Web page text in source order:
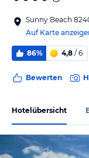
Sunny Beach
Auf Karte
86% 4,8 / 6
Bewerten
Hotelübersicht